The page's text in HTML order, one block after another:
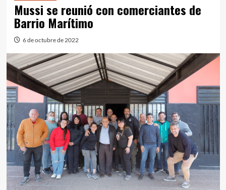
Mussi se reunió con comerciantes de
Barrio Marítimo
6 de octubre de 2022